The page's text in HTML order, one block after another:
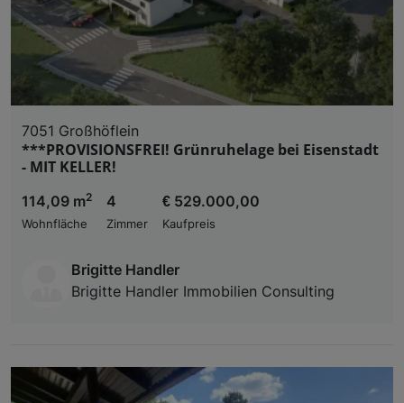
7051 Großhöflein
***PROVISIONSFREI! Grünruhelage bei Eisenstadt
- MIT KELLER!
114,09 m2
Wohnfläche
4
Zimmer
€ 529.000,00
Kaufpreis
Brigitte Handler
Brigitte Handler Immobilien Consulting